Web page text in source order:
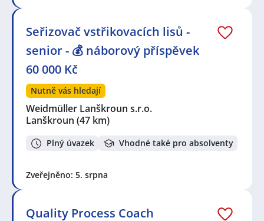
Seznam lokalit v zobrazených inzerátech:
Celá ČR,Slavonín, Olomouc,Lanškroun
,
Bruntál ,Karlova Studánka,Uničov ,Šumperk
Medlov,
okres Olomouc, Šternberk,Horní Benešov,
Filipovice, Bělá pod Pradědem, Zábřeh
Mohelnice, okres Šumperk
Olomouc,Unčovice, Litovel
lázně,Hlubočky,Krnov
Seřizovač vstřikovacích lisů -
senior - 💰 náborový příspěvek
60 000 Kč
Nutně vás hledají
Weidmüller Lanškroun s.r.o.
Lanškroun (47 km)
Plný úvazek Vhodné také pro absolventy
Zveřejněno: 5. srpna
Quality Process Coach